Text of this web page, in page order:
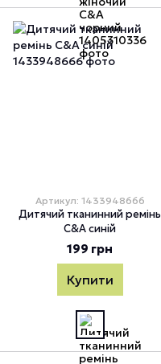
Артикул: 1433948666
Дитячий тканинний ремінь
C&A синій
199 грн
Купити